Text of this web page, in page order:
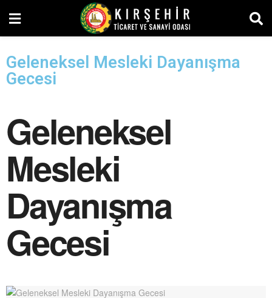
Geleneksel Mesleki Dayanışma
Gecesi
Geleneksel
Mesleki
Dayanışma
Gecesi